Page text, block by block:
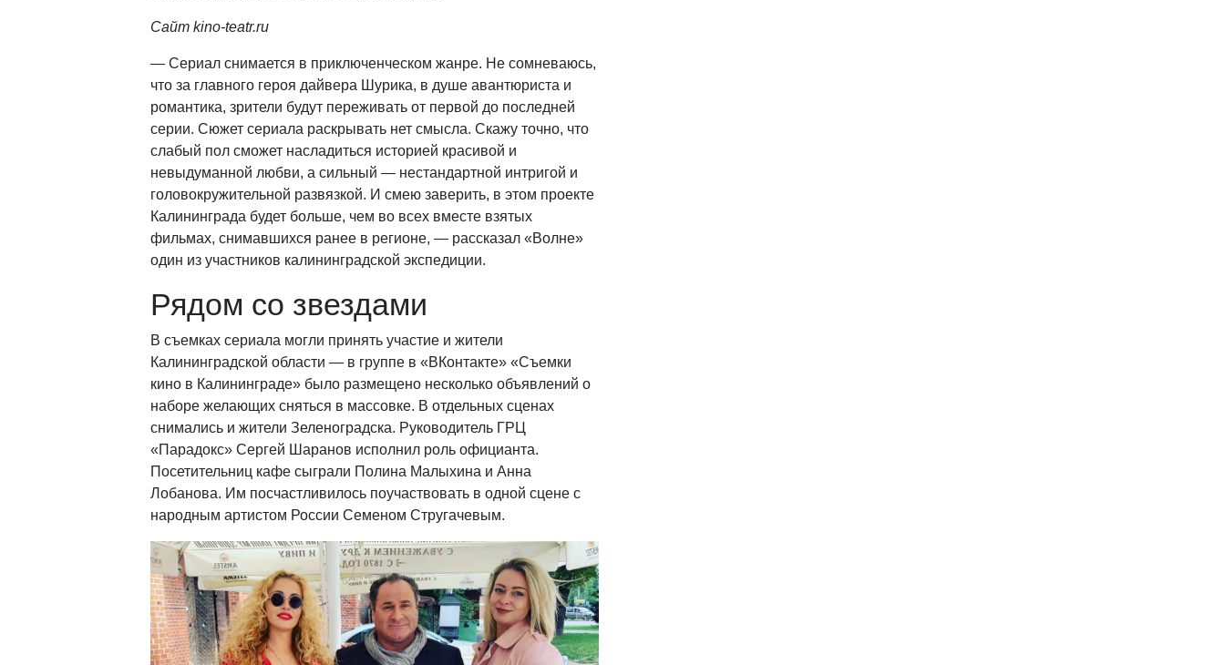
Сайт kino-teatr.ru
— Сериал снимается в приключенческом жанре. Не сомневаюсь,
что за главного героя дайвера Шурика, в душе авантюриста и
романтика, зрители будут переживать от первой до последней
серии. Сюжет сериала раскрывать нет смысла. Скажу точно, что
слабый пол сможет насладиться историей красивой и
невыдуманной любви, а сильный — нестандартной интригой и
головокружительной развязкой. И смею заверить, в этом проекте
Калининграда будет больше, чем во всех вместе взятых
фильмах, снимавшихся ранее в регионе, — рассказал «Волне»
один из участников калининградской экспедиции.
Рядом со звездами
В съемках сериала могли принять участие и жители
Калининградской области — в группе в «ВКонтакте» «Съемки
кино в Калининграде» было размещено несколько объявлений о
наборе желающих сняться в массовке. В отдельных сценах
снимались и жители Зеленоградска. Руководитель ГРЦ
«Парадокс» Сергей Шаранов исполнил роль официанта.
Посетительниц кафе сыграли Полина Малыхина и Анна
Лобанова. Им посчастливилось поучаствовать в одной сцене с
народным артистом России Семеном Стругачевым.